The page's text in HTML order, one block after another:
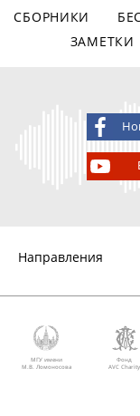
СБОРНИКИ
ЗАМЕТКИ
Направления
МГУ имени
М.В. Ломоносова
Фонд
AVC Charity